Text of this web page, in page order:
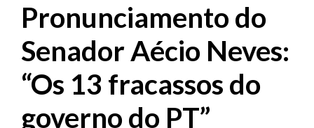
Pronunciamento do
Senador Aécio Neves:
“Os 13 fracassos do
governo do PT”